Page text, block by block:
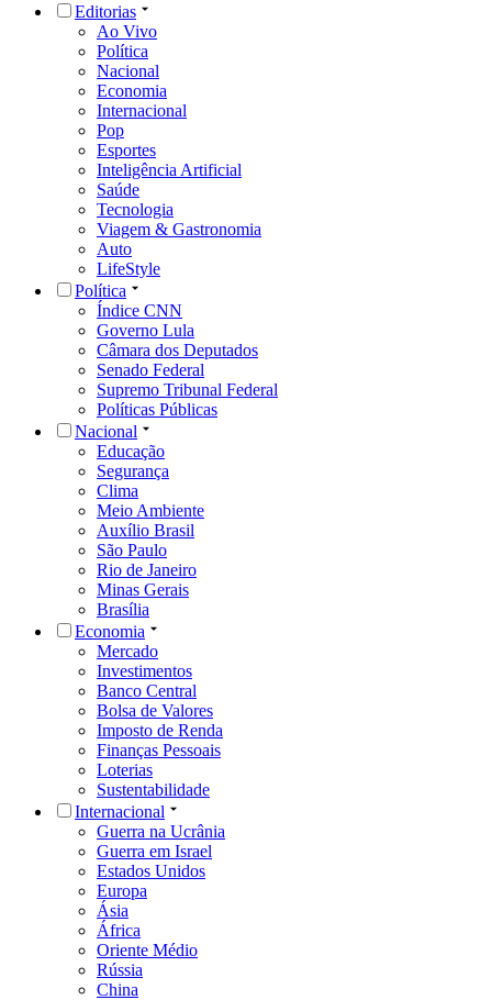
Editorias
Ao Vivo
Política
Nacional
Economia
Internacional
Pop
Esportes
Inteligência Artificial
Saúde
Tecnologia
Viagem & Gastronomia
Auto
LifeStyle
Política
Índice CNN
Governo Lula
Câmara dos Deputados
Senado Federal
Supremo Tribunal Federal
Políticas Públicas
Nacional
Educação
Segurança
Clima
Meio Ambiente
Auxílio Brasil
São Paulo
Rio de Janeiro
Minas Gerais
Brasília
Economia
Mercado
Investimentos
Banco Central
Bolsa de Valores
Imposto de Renda
Finanças Pessoais
Loterias
Sustentabilidade
Internacional
Guerra na Ucrânia
Guerra em Israel
Estados Unidos
Europa
Ásia
África
Oriente Médio
Rússia
China